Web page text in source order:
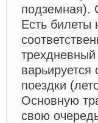
подземная).
Есть билеты
варьируется
поездки
Основную
свою